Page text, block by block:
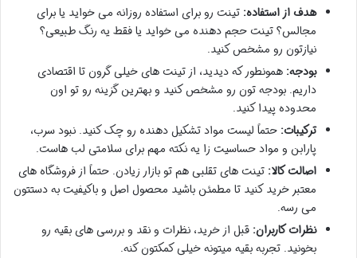
هدف از استفاده: تینت رو برای استفاده روزانه می خواید یا برای
مجالس؟ تینت حجم دهنده می خواید یا فقط یه رنگ طبیعی؟
نیازتون رو مشخص کنید.
بودجه: همونطور که دیدید، از تینت های خیلی گرون تا اقتصادی
داریم. بودجه تون رو مشخص کنید و بهترین گزینه رو تو اون
محدوده پیدا کنید.
ترکیبات: حتماً لیست مواد تشکیل دهنده رو چک کنید. نبود سرب،
پارابن و مواد حساسیت زا یه نکته مهم برای سلامتی لب هاست.
اصالت کالا: تینت های تقلبی هم تو بازار زیادن. حتماً از فروشگاه های
معتبر خرید کنید تا مطمئن باشید محصول اصل و باکیفیت به دستتون
می رسه.
نظرات کاربران: قبل از خرید، نظرات و نقد و بررسی های بقیه رو
بخونید. تجربه بقیه میتونه خیلی کمکتون کنه.